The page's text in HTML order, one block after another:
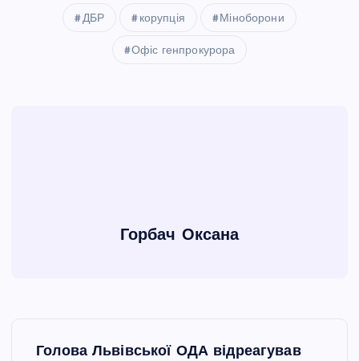
ДБР корупція Міноборони
Офіс генпрокурора
Горбач Оксана
Голова Львівської ОДА відреагував